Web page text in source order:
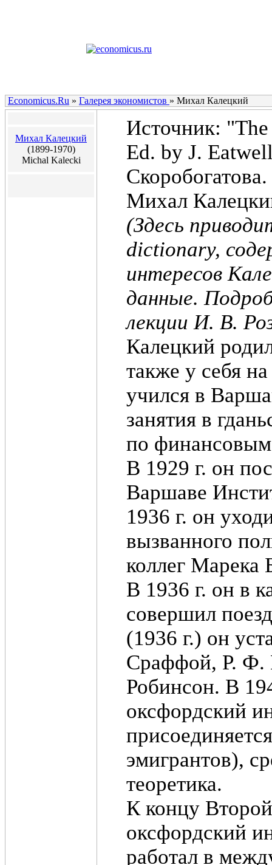
Economicus.Ru » Галерея экономистов » Михал Калецкий
Михал Калецкий
(1899-1970)
Michal Kalecki
Источник:
Ed. by J.
Скоробогатова.
Михал
(Здесь
dictionary,
интересов
данные.
лекции И. В.
Калецкий
также у себя
учился в
занятия в
по
В 1929 г. он
Варшаве
1936 г. он
вызванного
коллег Марека
В 1936 г. он в
совершил
(1936 г.) он
Сраффой, Р. Ф.
Робинсон. В
оксфордский
эмигрантов),
теоретика.
К концу
оксфордский
работал в